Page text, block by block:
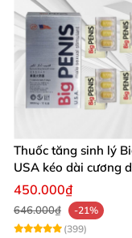
Thuốc tăng sinh lý
USA kéo dài cương
chống xuất tinh sớm
450.000₫
646.000₫
-21%
(399)